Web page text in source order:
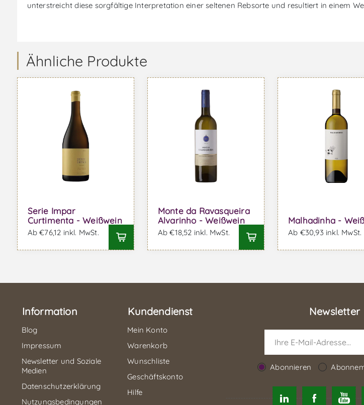
unterstreicht diese sorgfältige Interpretation einer seltenen Rebsorte und resultiert in einem
Ähnliche Produkte
Serie Impar
Curtimenta - Weißwein
Ab €76,12 inkl. MwSt.
Monte da Ravasqueira
Alvarinho - Weißwein
Ab €18,52 inkl. MwSt.
Malhadinha -
Ab €30,93 inkl. MwSt.
Information
Blog
Impressum
Newsletter und Soziale
Medien
Datenschutzerklärung
Nutzungsbedingungen
Kundendienst
Mein Konto
Warenkorb
Wunschliste
Geschäftskonto
Hilfe
Newsletter
Abonnieren